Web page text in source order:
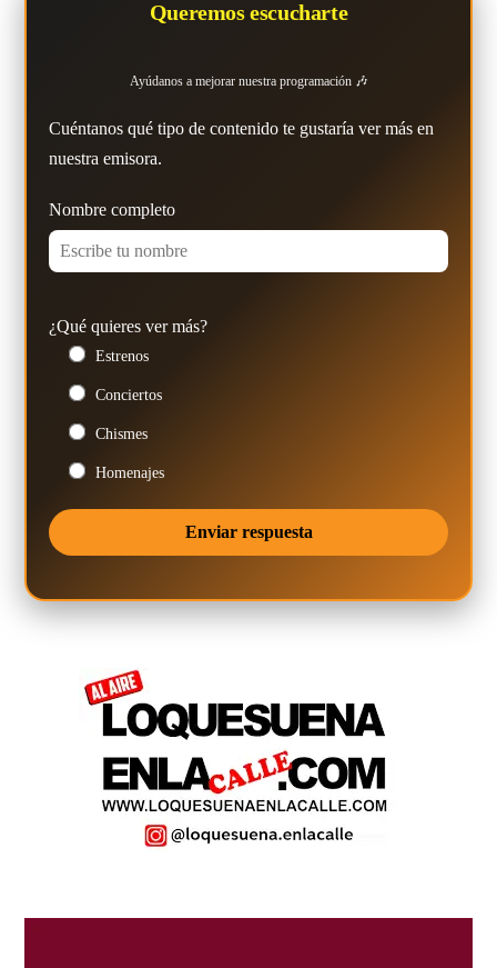
Queremos escucharte
Ayúdanos a mejorar nuestra programación 🎶
Cuéntanos qué tipo de contenido te gustaría ver más en
nuestra emisora.
Nombre completo
¿Qué quieres ver más?
Estrenos
Conciertos
Chismes
Homenajes